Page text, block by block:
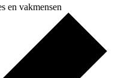
en vakmensen